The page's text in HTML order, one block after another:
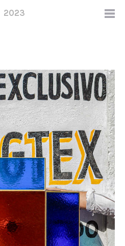
2023